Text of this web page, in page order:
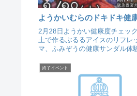
ようかいむらのドキドキ健
2月28日ようかい健康度チェッ
土で作るぶるるアイスのリフレ
マ、ふみぞうの健康サンダル
ほん売場）
終了イベント